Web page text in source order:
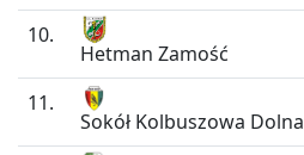
10.
Hetman Zamość
11.
Sokół Kolbuszowa Dolna